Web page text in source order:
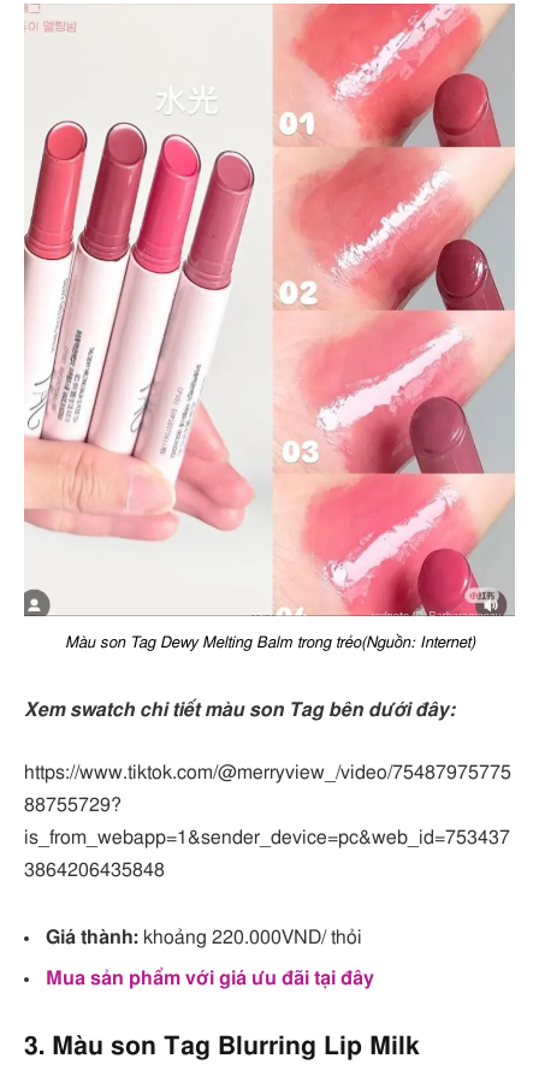
Màu son Tag Dewy Melting Balm trong trẻo(Nguồn: Internet)
Xem swatch chi tiết màu son Tag bên dưới đây:
https://www.tiktok.com/@merryview_/video/75487975775
88755729?
is_from_webapp=1&sender_device=pc&web_id=753437
3864206435848
Giá thành: khoảng 220.000VND/ thỏi
Mua sản phẩm với giá ưu đãi tại đây
3. Màu son Tag Blurring Lip Milk